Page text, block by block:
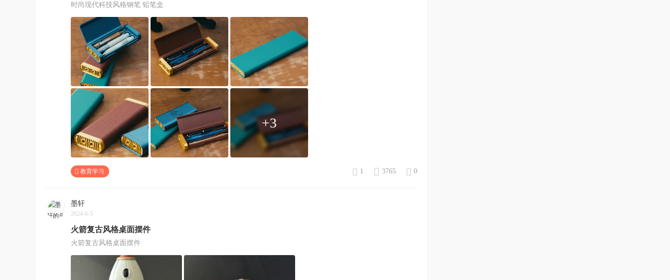
时尚现代科技风格钢笔 铅笔盒
+3
教育学习 1 3765 0
墨轩
2024-6-5
火箭复古风格桌面摆件
火箭复古风格桌面摆件